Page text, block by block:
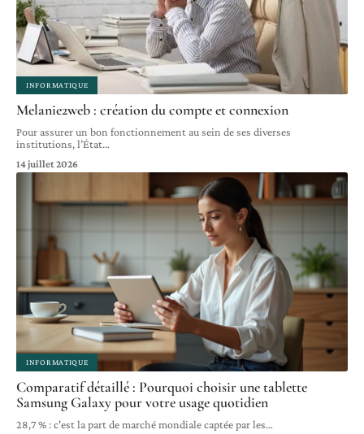
INFORMATIQUE
Melanie2web : création du compte et connexion
Pour assurer un bon fonctionnement au sein de ses diverses
institutions, l’État…
14 juillet 2026
INFORMATIQUE
Comparatif détaillé : Pourquoi choisir une tablette
Samsung Galaxy pour votre usage quotidien
28,7 % : c'est la part de marché mondiale captée par les…